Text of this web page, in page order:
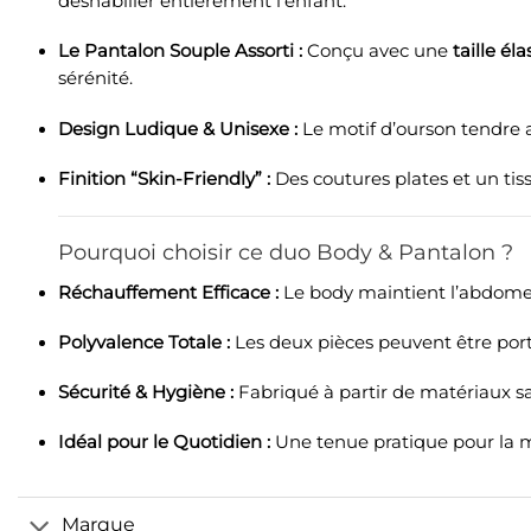
Le Pantalon Souple Assorti :Conçu avec une taille
sérénité.
Design Ludique & Unisexe :Le motif d’ourson tendre
Finition “Skin-Friendly” :Des coutures plates et un
Pourquoi choisir ce duo Body & Pantalon ?
Réchauffement Efficace :Le body maintient
Polyvalence Totale :Les deux pièces peuvent être
Sécurité & Hygiène :Fabriqué à partir de matériaux
Idéal pour le Quotidien :Une tenue pratique pour la
Marque